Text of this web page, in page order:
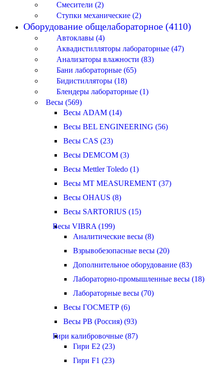
Смесители (2)
Ступки механические (2)
Оборудование общелабораторное (4110)
Автоклавы (4)
Аквадистилляторы лабораторные (47)
Анализаторы влажности (83)
Бани лабораторные (65)
Бидистилляторы (18)
Блендеры лабораторные (1)
Весы (569)
Весы ADAM (14)
Весы BEL ENGINEERING (56)
Весы CAS (23)
Весы DEMCOM (3)
Весы Mettler Toledo (1)
Весы MT MEASUREMENT (37)
Весы OHAUS (8)
Весы SARTORIUS (15)
Весы VIBRA (199)
Аналитические весы (8)
Взрывобезопасные весы (20)
Дополнительное оборудование (83)
Лабораторно-промышленные весы (18)
Лабораторные весы (70)
Весы ГОСМЕТР (6)
Весы РВ (Россия) (93)
Гири калибровочные (87)
Гири E2 (23)
Гири F1 (23)